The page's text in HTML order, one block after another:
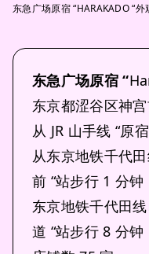
东急广场原宿 “HARAKADO “外
东急广场原宿 “
东京都涩谷区神
从 JR 山手线 “原
从东京地铁千代
前 “站步行 1 分钟
东京地铁千代田
道 “站步行 8 分钟